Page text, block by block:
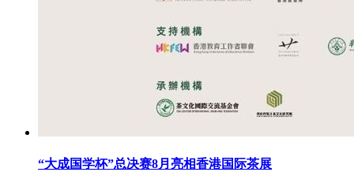
“大成国学杯”总决赛8月亮相香港国际茶展